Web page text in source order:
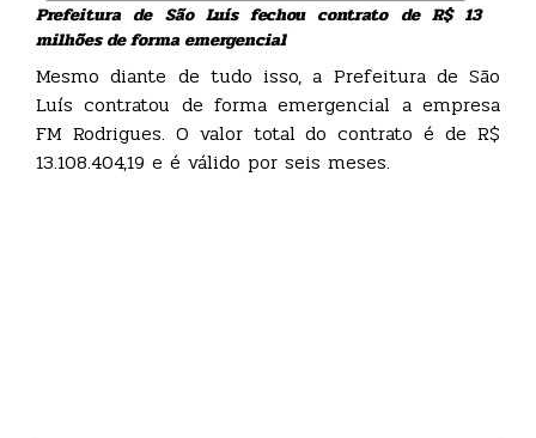
Prefeitura de São Luís fechou contrato de R$ 13
milhões de forma emergencial
Mesmo diante de tudo isso, a Prefeitura de São
Luís contratou de forma emergencial a empresa
FM Rodrigues. O valor total do contrato é de R$
13.108.404,19 e é válido por seis meses.